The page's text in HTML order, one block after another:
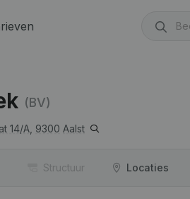
(BV)
14/A, 9300 Aalst
Structuur Locaties